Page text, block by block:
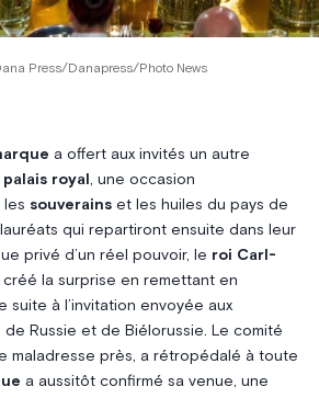
Press/Danapress/Photo News
a offert aux invités un autre
palais royal , une occasion
les souverainset les huiles du pays de
qui repartiront ensuite dans leur
privé d’un réel pouvoir, le roi Carl-
la surprise en remettant en
suite à l’invitation envoyée aux
de Russie et de Biélorussie. Le comité
maladresse près, a rétropédalé à toute
a aussitôt confirmé sa venue, une